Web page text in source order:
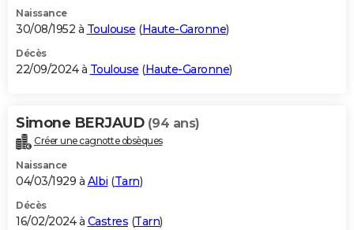
Naissance
30/08/1952 à Toulouse (Haute-Garonne)
Décès
22/09/2024 à Toulouse (Haute-Garonne)
Simone BERJAUD (94 ans)
Créer une cagnotte obsèques
Naissance
04/03/1929 à Albi (Tarn)
Décès
16/02/2024 à Castres (Tarn)